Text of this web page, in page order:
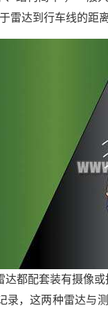
雷达到行车线的距
达都配套装有摄像
录，这两种雷达与